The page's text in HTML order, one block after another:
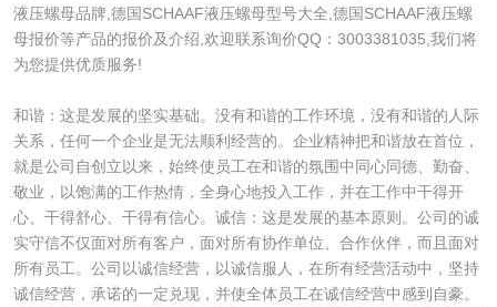
液压螺母品牌,德国SCHAAF液压螺母型号大全,德国SCHAAF液压螺
母报价等产品的报价及介绍,欢迎联系询价QQ：3003381035,我们将
为您提供优质服务!
和谐：这是发展的坚实基础。没有和谐的工作环境，没有和谐的人际
关系，任何一个企业是无法顺利经营的。企业精神把和谐放在首位，
就是公司自创立以来，始终使员工在和谐的氛围中同心同德、勤奋、
敬业，以饱满的工作热情，全身心地投入工作，并在工作中干得开
心、干得舒心、干得有信心。诚信：这是发展的基本原则。公司的诚
实守信不仅面对所有客户，面对所有协作单位、合作伙伴，而且面对
所有员工。公司以诚信经营，以诚信服人，在所有经营活动中，坚持
诚信经营，承诺的一定兑现，并使全体员工在诚信经营中感到自豪。